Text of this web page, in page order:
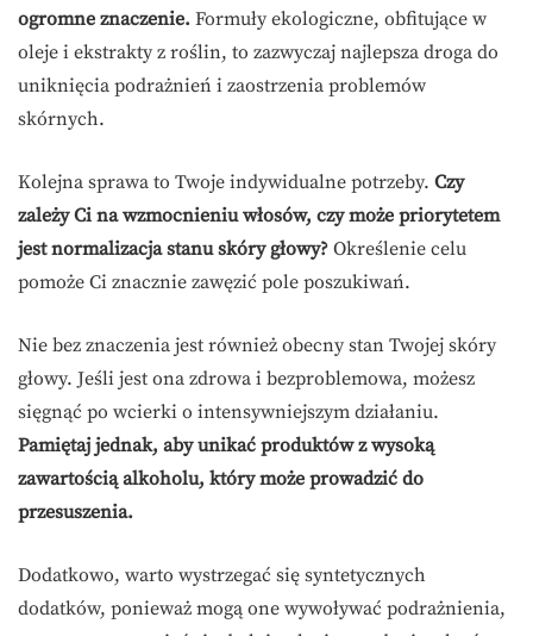
ogromne znaczenie. Formuły ekologiczne, obfitujące w
oleje i ekstrakty z roślin, to zazwyczaj najlepsza droga do
uniknięcia podrażnień i zaostrzenia problemów
skórnych.
Kolejna sprawa to Twoje indywidualne potrzeby. Czy
zależy Ci na wzmocnieniu włosów, czy może priorytetem
jest normalizacja stanu skóry głowy? Określenie celu
pomoże Ci znacznie zawęzić pole poszukiwań.
Nie bez znaczenia jest również obecny stan Twojej skóry
głowy. Jeśli jest ona zdrowa i bezproblemowa, możesz
sięgnąć po wcierki o intensywniejszym działaniu.
Pamiętaj jednak, aby unikać produktów z wysoką
zawartością alkoholu, który może prowadzić do
przesuszenia.
Dodatkowo, warto wystrzegać się syntetycznych
dodatków, ponieważ mogą one wywoływać podrażnienia,